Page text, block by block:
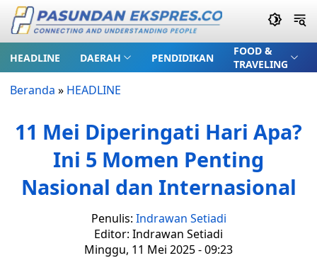
HEADLINE DAERAH PENDIDIKAN
FOOD &
TRAVELING
Beranda » HEADLINE
11 Mei Diperingati Hari Apa?
Ini 5 Momen Penting
Nasional dan Internasional
Penulis: Indrawan Setiadi
Editor: Indrawan Setiadi
Minggu, 11 Mei 2025 - 09:23